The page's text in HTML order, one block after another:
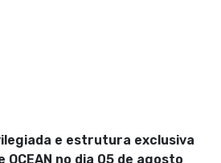
e estrutura exclusiva
no dia 05 de agosto